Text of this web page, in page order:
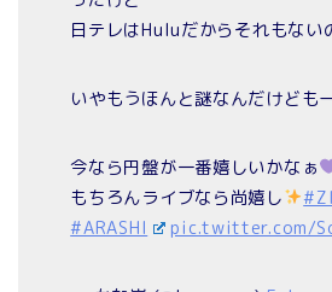
日テレはHuluだからそれもない
いやもうほんと謎なんだけども
今なら円盤が一番嬉しいかなぁ
もちろんライブなら尚嬉し
#ARASHI
pic.twitter.com/